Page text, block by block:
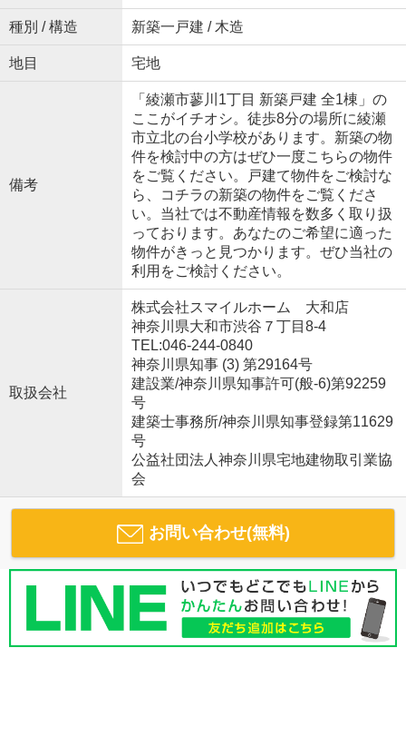
種別 / 構造 新築一戸建 / 木造
地目 宅地
備考
「綾瀬市蓼川1丁目 新築戸建 全1棟」の
ここがイチオシ。徒歩8分の場所に綾瀬
市立北の台小学校があります。新築の物
件を検討中の方はぜひ一度こちらの物件
をご覧ください。戸建て物件をご検討な
ら、コチラの新築の物件をご覧くださ
い。当社では不動産情報を数多く取り扱
っております。あなたのご希望に適った
物件がきっと見つかります。ぜひ当社の
利用をご検討ください。
取扱会社
株式会社スマイルホーム 大和店
神奈川県大和市渋谷７丁目8-4
TEL:046-244-0840
神奈川県知事 (3) 第29164号
建設業/神奈川県知事許可(般-6)第92259
号
建築士事務所/神奈川県知事登録第11629
号
公益社団法人神奈川県宅地建物取引業協
会
お問い合わせ(無料)